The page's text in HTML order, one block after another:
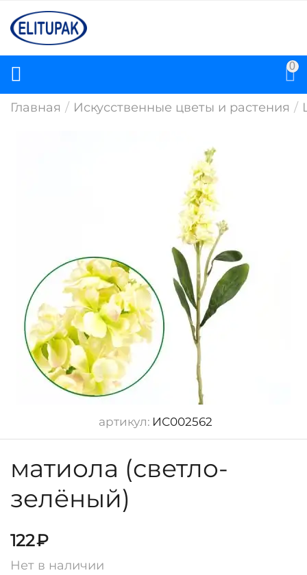
0
Главная / Искусственные цветы и растения /
артикул: ИС002562
матиола (светло-
зелёный)
122₽
Нет в наличии